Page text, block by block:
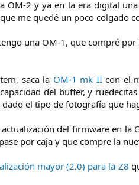
OM-2 y ya en la era digital
me quedé un poco colgado
una OM-1, que compré
saca la OM-1 mk IIcon el
del buffer, y
el tipo de fotografía que
del firmware en
por caja y que compre la
mayor (2.0) para la Z8